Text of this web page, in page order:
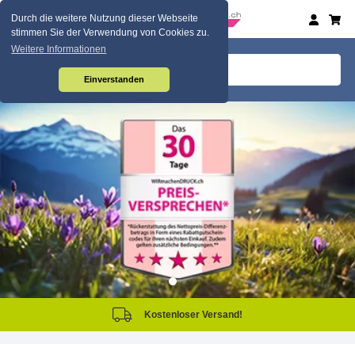
Durch die weitere Nutzung dieser Webseite
stimmen Sie der Verwendung von Cookies zu.
Weitere Informationen
Einverstanden
Kostenloser Versand!